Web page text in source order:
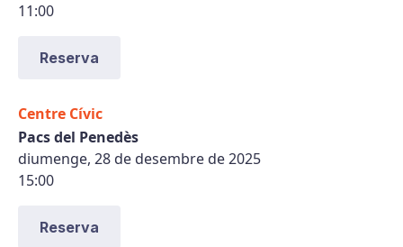
11:00
Reserva
Centre Cívic
Pacs del Penedès
diumenge, 28 de desembre de 2025
15:00
Reserva